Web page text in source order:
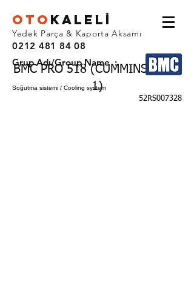
OTO KALEL İ
Yedek Parça & Kaporta Aksamı
0212 481 84 08
BMC PRO 518 (CUMMINS EURO
1)
Grup Adı/Group Name :
Soğutma sistemi / Cooling system
52RS007328